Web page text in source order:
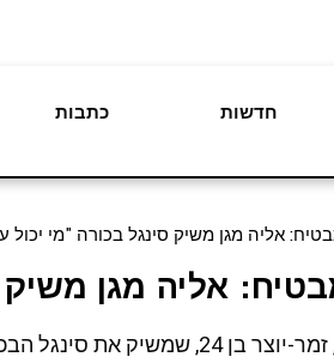
חדשות כתבות
אליה מגן משיק סינגל בכורה "מי יכול
אליה מגן משיק
תכירו את אליה מגן, זמר-יוצר